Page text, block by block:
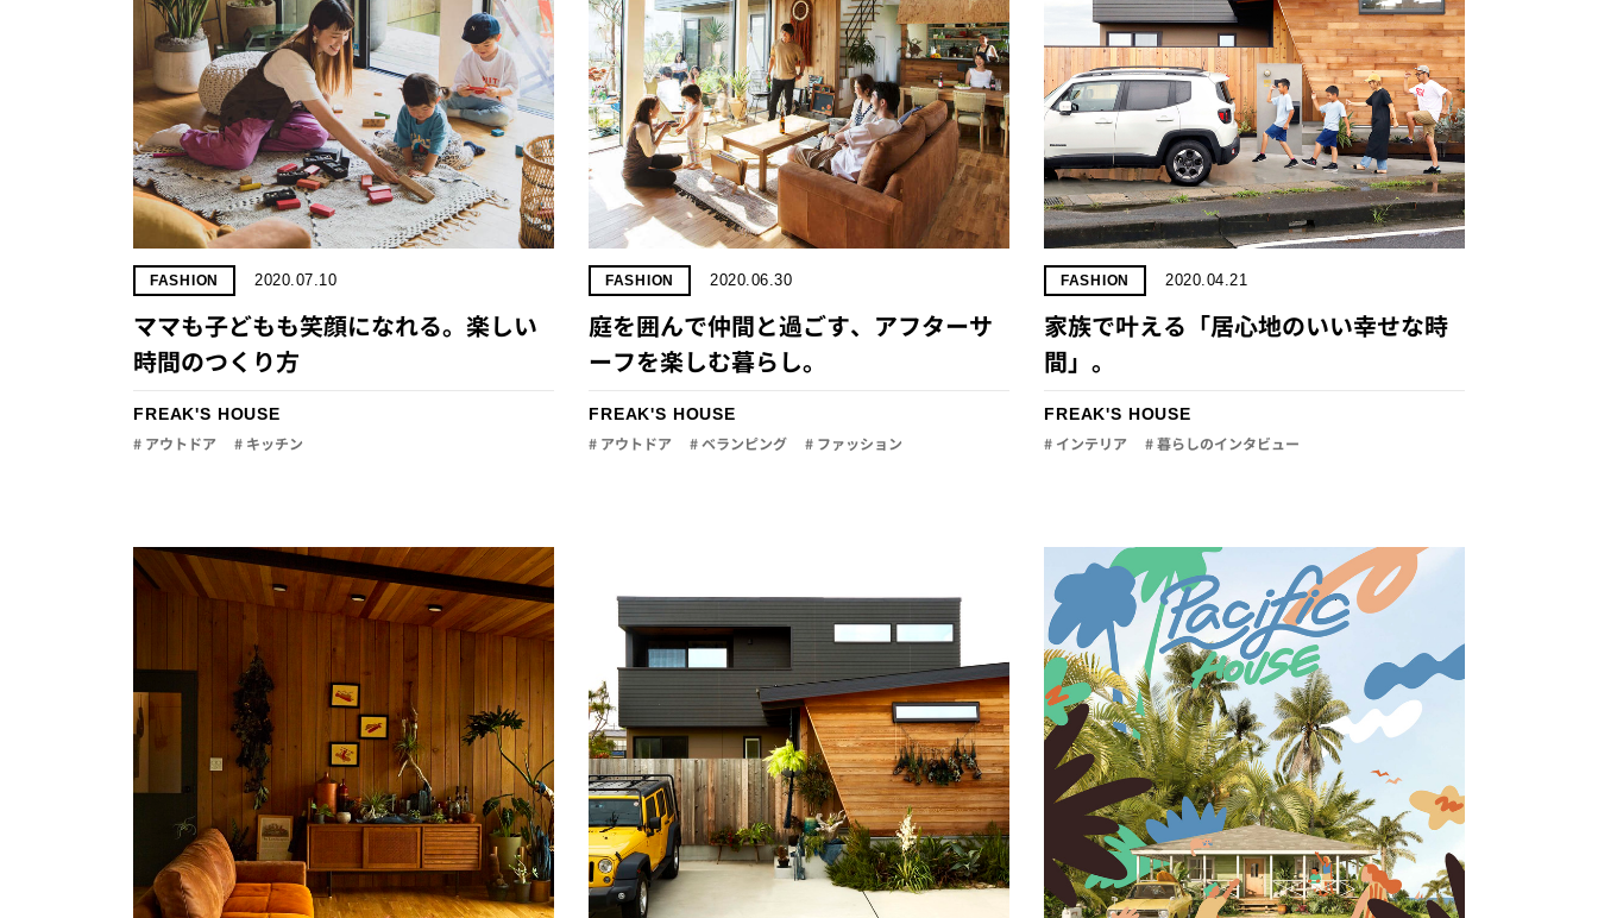
FASHION 2020.07.10
ママも子どもも笑顔になれる。楽しい
時間のつくり方
FREAK'S HOUSE
# アウトドア # キッチン
FASHION 2020.06.30
庭を囲んで仲間と過ごす、アフターサ
ーフを楽しむ暮らし。
FREAK'S HOUSE
# アウトドア # ベランピング # ファッション
FASHION 2020.04.21
家族で叶える「居心地のいい幸せな時
間」。
FREAK'S HOUSE
# インテリア # 暮らしのインタビュー